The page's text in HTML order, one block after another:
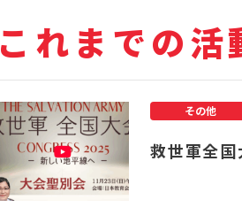
これまでの活
救世軍全
その他